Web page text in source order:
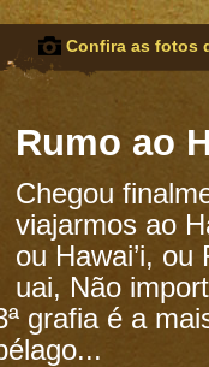
Confira as fotos
Rumo ao
Chegou
viajarmos ao
ou Hawai’i,
uai, Não
grafia é a